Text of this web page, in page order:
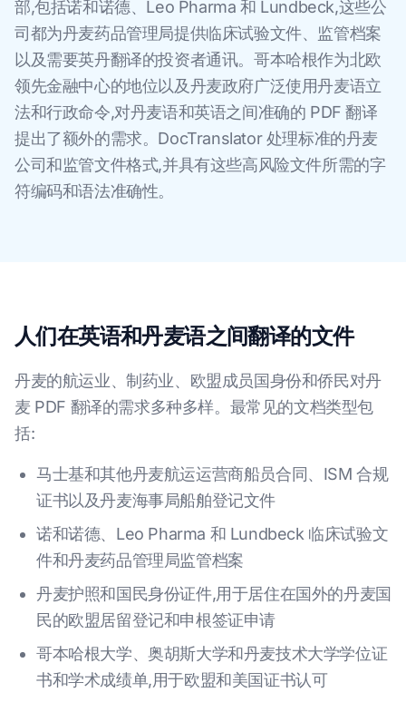
部,包括诺和诺德、Leo Pharma 和 Lundbeck,这些公
司都为丹麦药品管理局提供临床试验文件、监管档案
以及需要英丹翻译的投资者通讯。哥本哈根作为北欧
领先金融中心的地位以及丹麦政府广泛使用丹麦语立
法和行政命令,对丹麦语和英语之间准确的 PDF 翻译
提出了额外的需求。DocTranslator 处理标准的丹麦
公司和监管文件格式,并具有这些高风险文件所需的字
符编码和语法准确性。
人们在英语和丹麦语之间翻译的文件
丹麦的航运业、制药业、欧盟成员国身份和侨民对丹
麦 PDF 翻译的需求多种多样。最常见的文档类型包
括:
马士基和其他丹麦航运运营商船员合同、ISM 合规
证书以及丹麦海事局船舶登记文件
诺和诺德、Leo Pharma 和 Lundbeck 临床试验文
件和丹麦药品管理局监管档案
丹麦护照和国民身份证件,用于居住在国外的丹麦国
民的欧盟居留登记和申根签证申请
哥本哈根大学、奥胡斯大学和丹麦技术大学学位证
书和学术成绩单,用于欧盟和美国证书认可